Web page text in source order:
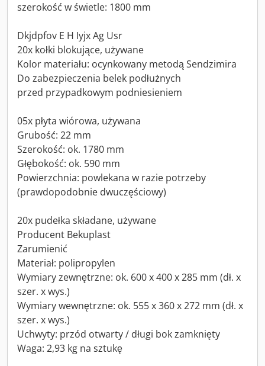
szerokość w świetle: 1800 mm
Dkjdpfov E H Iyjx Ag Usr
20x kołki blokujące, używane
Kolor materiału: ocynkowany metodą Sendzimira
Do zabezpieczenia belek podłużnych
przed przypadkowym podniesieniem
05x płyta wiórowa, używana
Grubość: 22 mm
Szerokość: ok. 1780 mm
Głębokość: ok. 590 mm
Powierzchnia: powlekana w razie potrzeby
(prawdopodobnie dwuczęściowy)
20x pudełka składane, używane
Producent Bekuplast
Zarumienić
Materiał: polipropylen
Wymiary zewnętrzne: ok. 600 x 400 x 285 mm (dł. x
szer. x wys.)
Wymiary wewnętrzne: ok. 555 x 360 x 272 mm (dł. x
szer. x wys.)
Uchwyty: przód otwarty / długi bok zamknięty
Waga: 2,93 kg na sztukę